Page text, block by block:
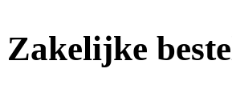
Zakelijke